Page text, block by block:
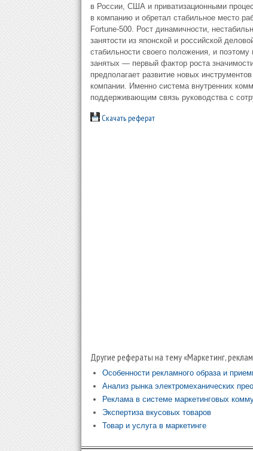
в России, США и приватизационными
в компанию и обретал стабильное место
Fortune-500. Рост динамичности,
занятости из японской и российской
стабильности своего положения, и
занятых — первый фактор роста
предполагает развитие новых
компании. Именно система внутренних
поддерживающим связь руководства с
Скачать реферат
Другие рефераты на тему «Маркетинг,
Особенности рекламного образа и
Анализ рынка электромеханических
Реклама в системе маркетинговых
Экспертиза вкусовых товаров
Товар и услуга в маркетинге